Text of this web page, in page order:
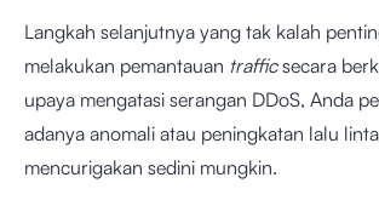
Langkah selanjutnya yang tak kalah
melakukan pemantauan trafficsecara
upaya mengatasi serangan DDoS, Anda
adanya anomali atau peningkatan lalu
mencurigakan sedini mungkin.